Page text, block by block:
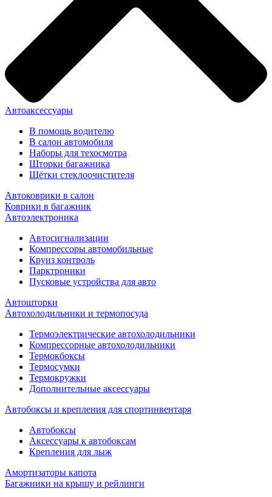
Автоаксессуары
В помощь водителю
В салон автомобиля
Наборы для техосмотра
Шторки багажника
Щётки стеклоочистителя
Автоковрики в салон
Коврики в багажник
Автоэлектроника
Автосигнализации
Компрессоры автомобильные
Круиз контроль
Парктроники
Пусковые устройства для авто
Автошторки
Автохолодильники и термопосуда
Термоэлектрические автохолодильники
Компрессорные автохолодильники
Термокбоксы
Термосумки
Термокружки
Дополнительные аксессуары
Автобоксы и крепления для спортинвентаря
Автобоксы
Аксессуары к автобоксам
Крепления для лыж
Амортизаторы капота
Багажники на крышу и рейлинги